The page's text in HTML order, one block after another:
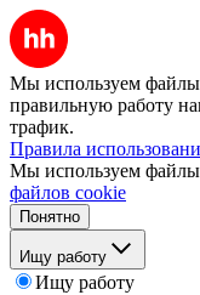
Мы используем файлы
правильную работу
трафик.
Правила
Мы используем файлы
файлов cookie
Понятно
Ищу работу
Ищу работу